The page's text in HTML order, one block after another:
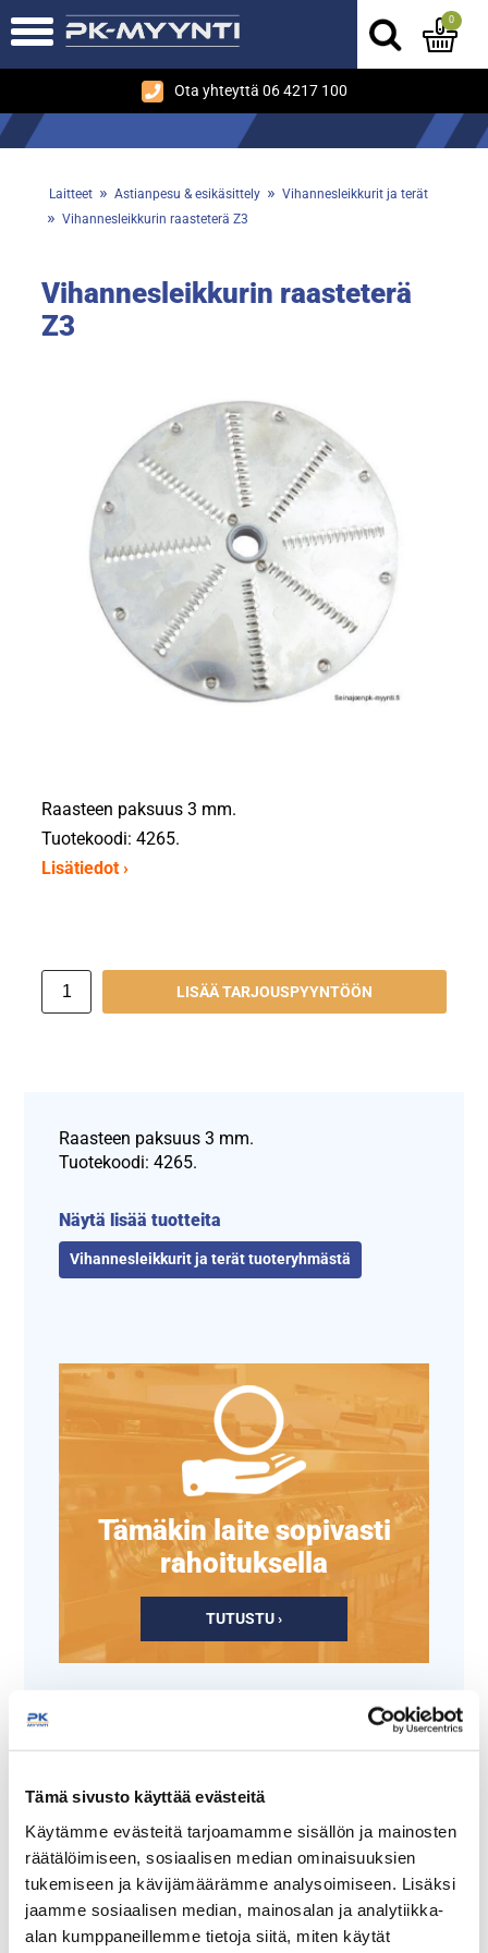
Tämä sivusto käyttää evästeitä
Käytämme evästeitä tarjoamamme sisällön ja mainosten
räätälöimiseen, sosiaalisen median ominaisuuksien
tukemiseen ja kävijämäärämme analysoimiseen. Lisäksi
jaamme sosiaalisen median, mainosalan ja analytiikka-
alan kumppaneillemme tietoja siitä, miten käytät
Ota yhteyttä 06 4217 100
0
Laitteet » Astianpesu & esikäsittely » Vihannesleikkurit ja terät
» Vihannesleikkurin raasteterä Z3
Vihannesleikkurin raasteterä
Z3
Raasteen paksuus 3 mm.
Tuotekoodi: 4265.
Lisätiedot ›
LISÄÄ TARJOUSPYYNTÖÖN
Raasteen paksuus 3 mm.
Tuotekoodi: 4265.
Näytä lisää tuotteita
Vihannesleikkurit ja terät tuoteryhmästä
Tämäkin laite sopivasti
rahoituksella
TUTUSTU ›
Vihannesleikkuri GAM
PK56
Vihannesleikkurin
viipaleterä E2